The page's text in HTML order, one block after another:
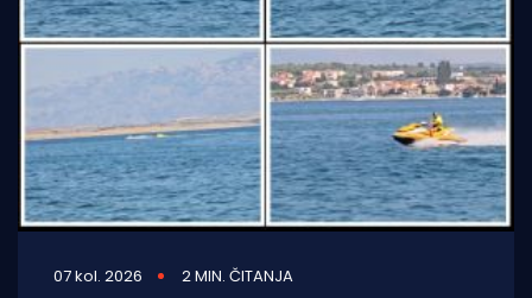
07 kol. 2026 2 MIN. ČITANJA